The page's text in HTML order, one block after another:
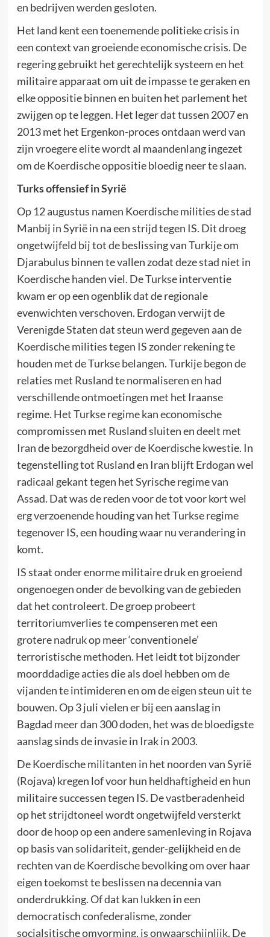
en bedrijven werden gesloten.
Het land kent een toenemende politieke crisis in
een context van groeiende economische crisis. De
regering gebruikt het gerechtelijk systeem en het
militaire apparaat om uit de impasse te geraken en
elke oppositie binnen en buiten het parlement het
zwijgen op te leggen. Het leger dat tussen 2007 en
2013 met het Ergenkon-proces ontdaan werd van
zijn vroegere elite wordt al maandenlang ingezet
om de Koerdische oppositie bloedig neer te slaan.
Turks offensief in Syrië
Op 12 augustus namen Koerdische milities de stad
Manbij in Syrië in na een strijd tegen IS. Dit droeg
ongetwijfeld bij tot de beslissing van Turkije om
Djarabulus binnen te vallen zodat deze stad niet in
Koerdische handen viel. De Turkse interventie
kwam er op een ogenblik dat de regionale
evenwichten verschoven. Erdogan verwijt de
Verenigde Staten dat steun werd gegeven aan de
Koerdische milities tegen IS zonder rekening te
houden met de Turkse belangen. Turkije begon de
relaties met Rusland te normaliseren en had
verschillende ontmoetingen met het Iraanse
regime. Het Turkse regime kan economische
compromissen met Rusland sluiten en deelt met
Iran de bezorgdheid over de Koerdische kwestie. In
tegenstelling tot Rusland en Iran blijft Erdogan wel
radicaal gekant tegen het Syrische regime van
Assad. Dat was de reden voor de tot voor kort wel
erg verzoenende houding van het Turkse regime
tegenover IS, een houding waar nu verandering in
komt.
IS staat onder enorme militaire druk en groeiend
ongenoegen onder de bevolking van de gebieden
dat het controleert. De groep probeert
territoriumverlies te compenseren met een
grotere nadruk op meer ‘conventionele’
terroristische methoden. Het leidt tot bijzonder
moorddadige acties die als doel hebben om de
vijanden te intimideren en om de eigen steun uit te
bouwen. Op 3 juli vielen er bij een aanslag in
Bagdad meer dan 300 doden, het was de bloedigste
aanslag sinds de invasie in Irak in 2003.
De Koerdische militanten in het noorden van Syrië
(Rojava) kregen lof voor hun heldhaftigheid en hun
militaire successen tegen IS. De vastberadenheid
op het strijdtoneel wordt ongetwijfeld versterkt
door de hoop op een andere samenleving in Rojava
op basis van solidariteit, gender-gelijkheid en de
rechten van de Koerdische bevolking om over haar
eigen toekomst te beslissen na decennia van
onderdrukking. Of dat kan lukken in een
democratisch confederalisme, zonder
socialsitische omvorming, is onwaarschijnlijk. De